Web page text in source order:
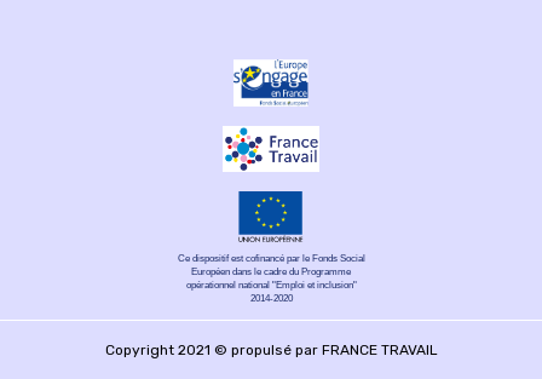
Ce dispositif est cofinancé par le Fonds Social
Européen dans le cadre du Programme
opérationnel national "Emploi et inclusion"
2014-2020
Copyright 2021 © propulsé par FRANCE TRAVAIL